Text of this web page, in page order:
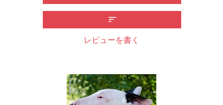
レビューを書く